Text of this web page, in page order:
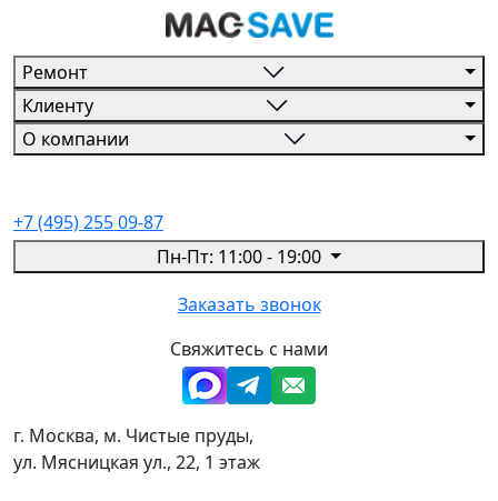
Ремонт
Клиенту
О компании
+7 (495) 255 09-87
Пн-Пт: 11:00 - 19:00
Заказать звонок
Свяжитесь с нами
г. Москва, м. Чистые пруды,
ул. Мясницкая ул., 22, 1 этаж